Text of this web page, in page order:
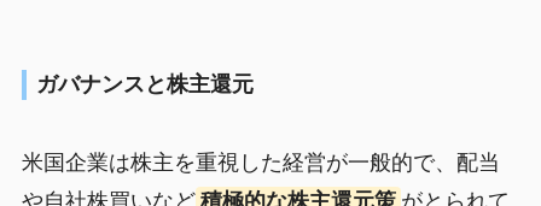
ガバナンスと株主還元
米国企業は株主を重視した経営が一般的で、配当